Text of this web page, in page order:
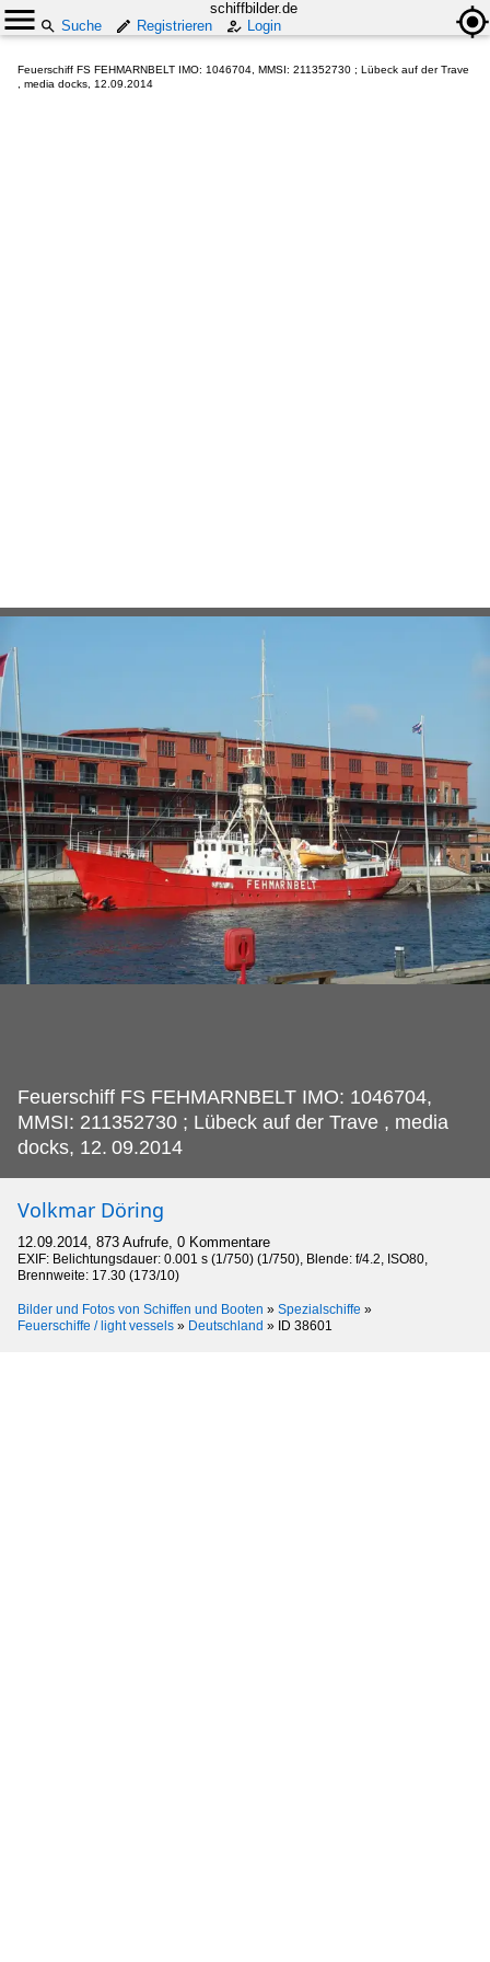
schiffbilder.de
Suche
Registrieren Login
Feuerschiff FS FEHMARNBELT IMO: 1046704, MMSI: 211352730 ; Lübeck auf der Trave
, media docks, 12.09.2014
Feuerschiff FS FEHMARNBELT IMO: 1046704,
MMSI: 211352730 ; Lübeck auf der Trave , media
docks, 12. 09.2014
Volkmar Döring
12.09.2014, 873 Aufrufe, 0 Kommentare
EXIF: Belichtungsdauer: 0.001 s (1/750) (1/750), Blende: f/4.2, ISO80,
Brennweite: 17.30 (173/10)
Bilder und Fotos von Schiffen und Booten » Spezialschiffe »
Feuerschiffe / light vessels » Deutschland » ID 38601